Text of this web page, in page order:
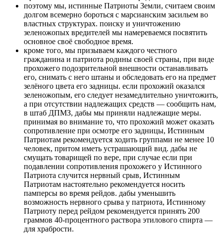
поэтому мы, истинные Патриоты Земли, считаем своим
долгом всемерно бороться с марсианским засильем во
властных структурах. поиску и уничтожению
зеленожопых вредителей мы намереваемся посвятить
основное своё свободное время.
кроме того, мы призываем каждого честного
гражданина и патриота родины своей страны, при виде
прохожего подозрительной внешности останавливать
его, снимать с него штаны и обследовать его на предмет
зелёного цвета его задницы. если прохожий оказался
зеленожопым, его следует незамедлительно уничтожить,
а при отсутствии надлежащих средств — сообщить нам,
в штаб ДПМЗ, дабы мы приняли надлежащие меры.
принимая во внимание то, что прохожий может оказать
сопротивление при осмотре его задницы, Истинным
Патриотам рекомендуется ходить группами не менее 10
человек, притом иметь устрашающий вид. дабы не
смущать товарищей по вере, при случае если при
подавлении сопротивления прохожего у Истинного
Патриота случится нервный срыв, Истинным
Патриотам настоятельно рекомендуется носить
памперсы во время рейдов. дабы уменьшить
возможность нервного срыва у патриота, Истинному
Патриоту перед рейдом рекомендуется принять 200
граммов 40-процентного раствора этилового спирта —
для храбрости.